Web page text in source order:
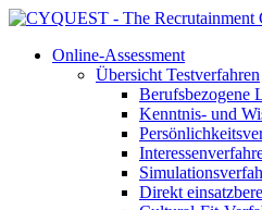
Online-Assessment
Übersicht Testverfahren
Berufsbezogene
Kenntnis- und
Direkt